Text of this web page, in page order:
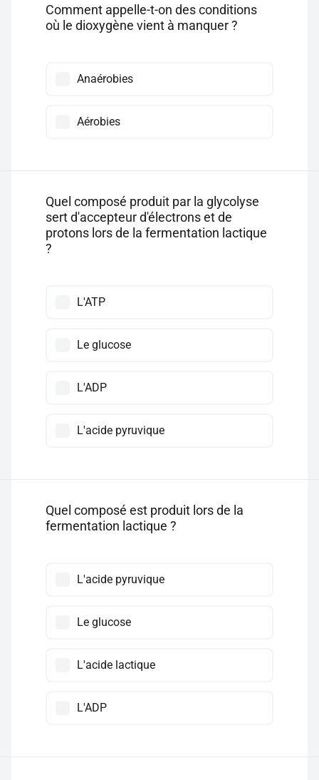
Comment appelle-t-on des conditions
où le dioxygène vient à manquer ?
Anaérobies
Aérobies
Quel composé produit par la glycolyse
sert d'accepteur d'électrons et de
protons lors de la fermentation lactique
?
L'ATP
Le glucose
L'ADP
L'acide pyruvique
Quel composé est produit lors de la
fermentation lactique ?
L'acide pyruvique
Le glucose
L'acide lactique
L'ADP